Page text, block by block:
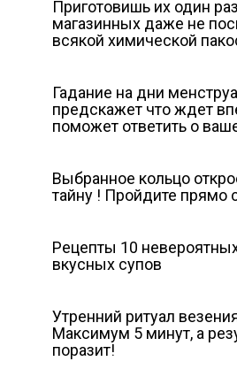
Приготовишь их один
магазинных даже не
всякой химической
Гадание на дни
предскажет что ждет
поможет ответить о
Выбранное кольцо
тайну ! Пройдите прямо
Рецепты 10
вкусных супов
Утренний ритуал
Максимум 5 минут, а
поразит!